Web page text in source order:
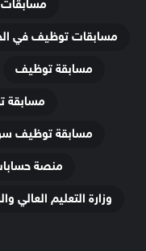
مسابقات
مسابقات توظيف في
مسابقة توظيف
مسابقة
مسابقة توظيف
منصة
وزارة التعليم العالي